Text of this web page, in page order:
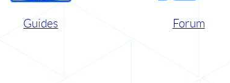
Guides Forum